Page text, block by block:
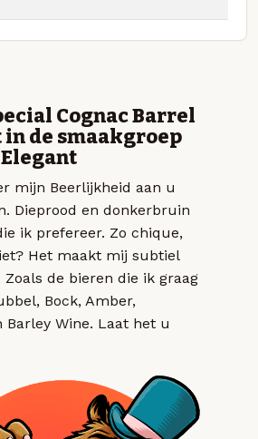
Cognac Barrel
de smaakgroep
mijn Beerlijkheid aan u
Dieprood en donkerbruin
ik prefereer. Zo chique,
Het maakt mij subtiel
Zoals de bieren die ik graag
Bock, Amber,
Barley Wine. Laat het u